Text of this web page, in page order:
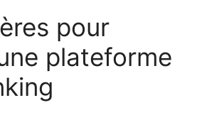
pour
plateforme